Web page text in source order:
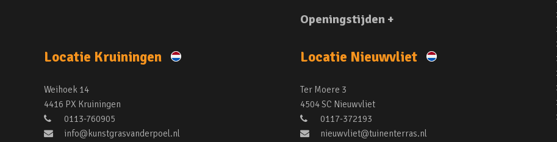
Openingstijden +
Locatie Kruiningen
Weihoek 14
4416 PX Kruiningen
0113-760905
info@kunstgrasvanderpoel.nl
Locatie Nieuwvliet
Ter Moere 3
4504 SC Nieuwvliet
0117-372193
nieuwvliet@tuinenterras.nl